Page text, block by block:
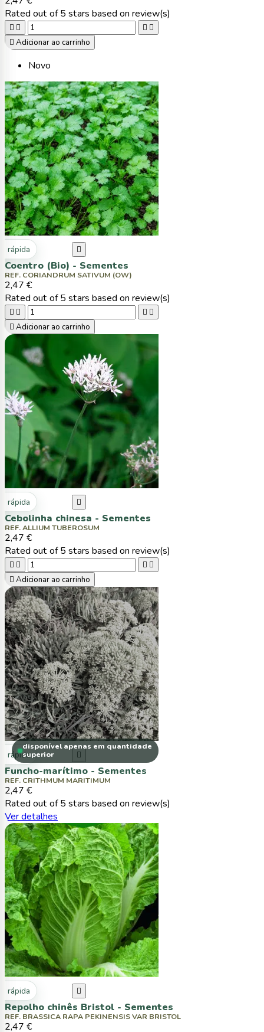
Rated out of 5 stars based on review(s)
   
 Adicionar ao carrinho
Novo
rápida 
Coentro (Bio) - Sementes
REF. CORIANDRUM SATIVUM (OW)
2,47 €
Rated out of 5 stars based on review(s)
   
 Adicionar ao carrinho
rápida 
Cebolinha chinesa - Sementes
REF. ALLIUM TUBEROSUM
2,47 €
Rated out of 5 stars based on review(s)
   
 Adicionar ao carrinho
disponível apenas em quantidade
superior
rápida 
Funcho-marítimo - Sementes
REF. CRITHMUM MARITIMUM
2,47 €
Rated out of 5 stars based on review(s)
Ver detalhes
rápida 
Repolho chinês Bristol - Sementes
REF. BRASSICA RAPA PEKINENSIS VAR BRISTOL
2,47 €